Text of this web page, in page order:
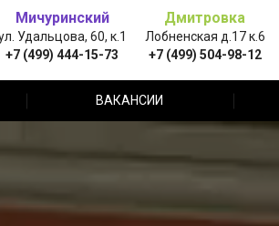
Мичуринский
Удальцова, 60, к.1
+7 (499) 444-15-73
Дмитровка
Лобненская д.17 к.6
+7 (499) 504-98-12
ВАКАНСИИ